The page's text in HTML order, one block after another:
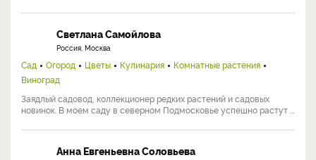
Светлана Самойлова
Россия, Москва
Сад Огород Цветы Кулинария
Комнатные растения
Виноград
Заядлый садовод, коллекционер редких растений и садовых
новинок. В моем саду в северном Подмосковье успешно растут ...
Анна Евгеньевна Соловьева